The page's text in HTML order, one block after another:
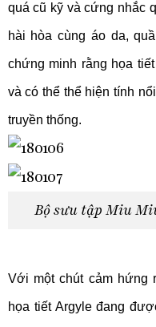
quá cũ kỹ và cứng nhắc
hài hòa cùng áo da,
chứng minh rằng họa
và có thể thể hiện tính
truyền thống.
Bộ sưu tập Miu
Với một chút cảm hứng
họa tiết Argyle đang